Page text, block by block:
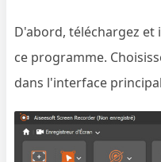
D'abord, téléchargez et
ce programme.
dans l'interface